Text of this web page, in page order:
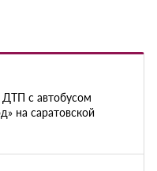
с автобусом
на саратовской